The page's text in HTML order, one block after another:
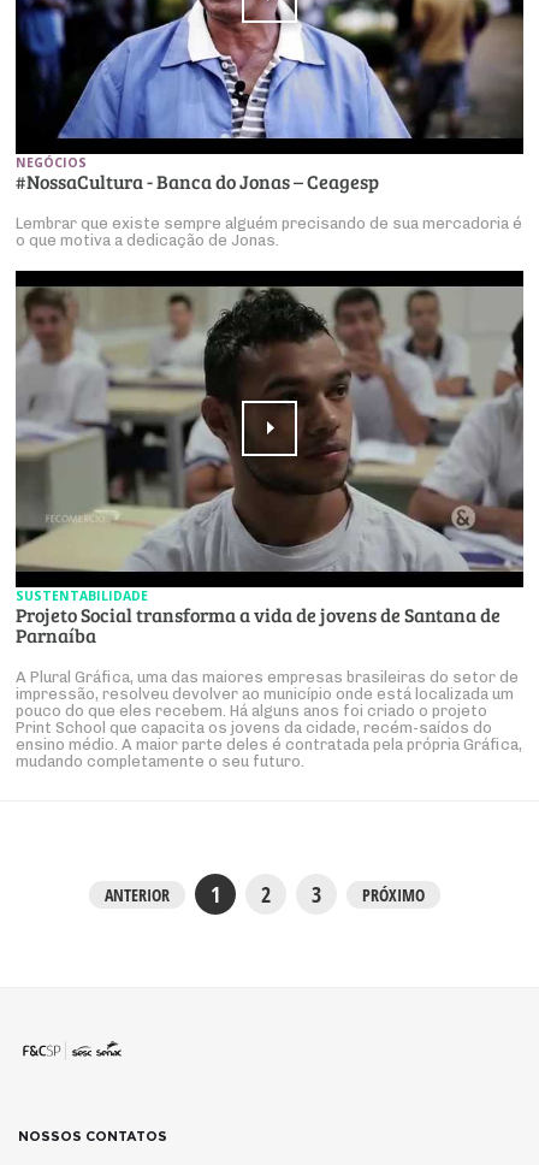
NEGÓCIOS
#NossaCultura - Banca do Jonas – Ceagesp
Lembrar que existe sempre alguém precisando de sua mercadoria é
o que motiva a dedicação de Jonas.
SUSTENTABILIDADE
Projeto Social transforma a vida de jovens de Santana de
Parnaíba
A Plural Gráfica, uma das maiores empresas brasileiras do setor de
impressão, resolveu devolver ao município onde está localizada um
pouco do que eles recebem. Há alguns anos foi criado o projeto
Print School que capacita os jovens da cidade, recém-saídos do
ensino médio. A maior parte deles é contratada pela própria Gráfica,
mudando completamente o seu futuro.
ANTERIOR 1 2 3 PRÓXIMO
NOSSOS CONTATOS